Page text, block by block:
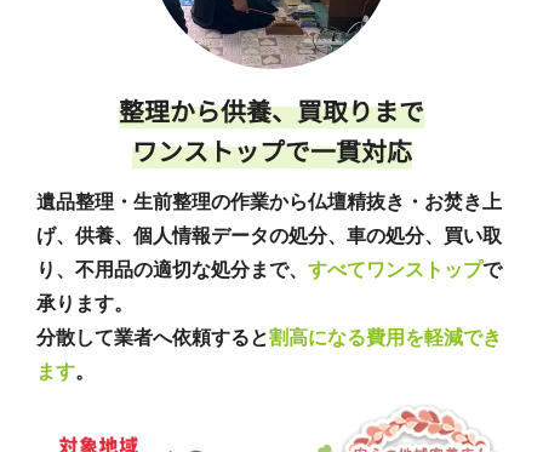
整理から供養、買取りまで
ワンストップで一貫対応
遺品整理・生前整理の作業から仏壇精抜き・お焚き上
げ、供養、個人情報データの処分、車の処分、買い取
り、不用品の適切な処分まで、 すべてワンストップで
承ります。
分散して業者へ依頼すると割高になる費用を軽減でき
ます。